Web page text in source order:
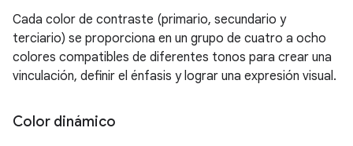
Cada color de contraste (primario, secundario y
terciario) se proporciona en un grupo de cuatro a ocho
colores compatibles de diferentes tonos para crear una
vinculación, definir el énfasis y lograr una expresión visual.
Color dinámico